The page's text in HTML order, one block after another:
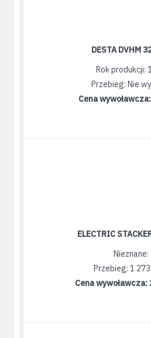
DESTA DVHM
Rok produkcji:
Przebieg: Nie
Cena wywoławcza:
ELECTRIC
Nieznane:
Przebieg: 1
Cena wywoławcza: